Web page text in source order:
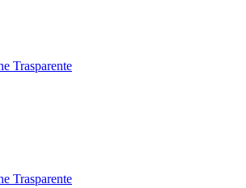
Trasparente
Trasparente